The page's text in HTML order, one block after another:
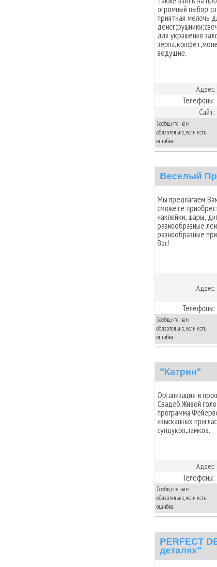
огромный выбор
приятная мелочь
для украшения
ведущие.
Адрес:
Телефоны:
Сайт:
Сообщите нам
обязательно, если есть
ошибка:
Веселый
Мы предлагаем
сможете
наклейки, шары,
разнообразные
разнообразные
Вас!
Адрес:
Телефоны:
Сообщите нам
обязательно, если есть
ошибка:
"Катрин"
Организация и
Свадеб.Живой
изысканных
сундуков,замков.
Адрес:
Телефоны:
Сообщите нам
обязательно, если есть
ошибка:
PERFECT
деталях"